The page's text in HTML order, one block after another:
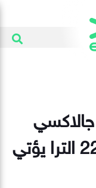
نوت في جالاكسي إس 22 الترا يؤتي